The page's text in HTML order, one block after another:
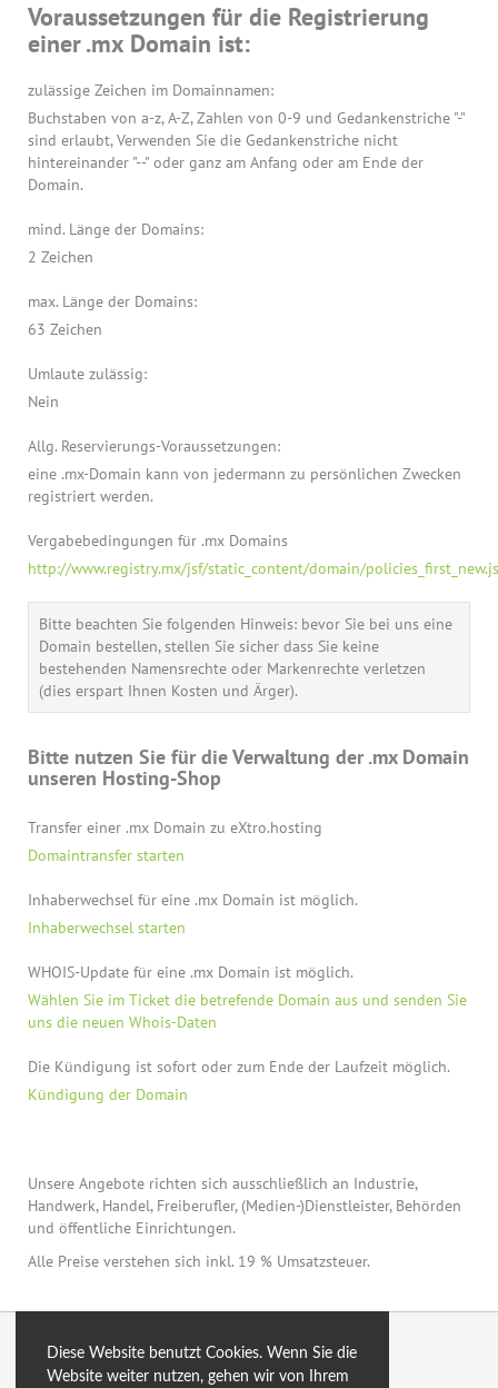
Diese Website benutzt Cookies. Wenn Sie die
Website weiter nutzen, gehen wir von Ihrem
Voraussetzungen für die Registrierung
einer .mx Domain ist:
zulässige Zeichen im Domainnamen:
Buchstaben von a-z, A-Z, Zahlen von 0-9 und Gedankenstriche "-"
sind erlaubt, Verwenden Sie die Gedankenstriche nicht
hintereinander "--" oder ganz am Anfang oder am Ende der
Domain.
mind. Länge der Domains:
2 Zeichen
max. Länge der Domains:
63 Zeichen
Umlaute zulässig:
Nein
Allg. Reservierungs-Voraussetzungen:
eine .mx-Domain kann von jedermann zu persönlichen Zwecken
registriert werden.
Vergabebedingungen für .mx Domains
http://www.registry.mx/jsf/static_content/domain/
Bitte beachten Sie folgenden Hinweis: bevor Sie bei uns eine
Domain bestellen, stellen Sie sicher dass Sie keine
bestehenden Namensrechte oder Markenrechte verletzen
(dies erspart Ihnen Kosten und Ärger).
Bitte nutzen Sie für die Verwaltung der .mx Domain
unseren Hosting-Shop
Transfer einer .mx Domain zu eXtro.hosting
Domaintransfer starten
Inhaberwechsel für eine .mx Domain ist möglich.
Inhaberwechsel starten
WHOIS-Update für eine .mx Domain ist möglich.
Wählen Sie im Ticket die betrefende Domain aus und senden Sie
uns die neuen Whois-Daten
Die Kündigung ist sofort oder zum Ende der Laufzeit möglich.
Kündigung der Domain
Unsere Angebote richten sich ausschließlich an Industrie,
Handwerk, Handel, Freiberufler, (Medien-)Dienstleister, Behörden
und öffentliche Einrichtungen.
Alle Preise verstehen sich inkl. 19 % Umsatzsteuer.
© 2026 by eXtro.hosting